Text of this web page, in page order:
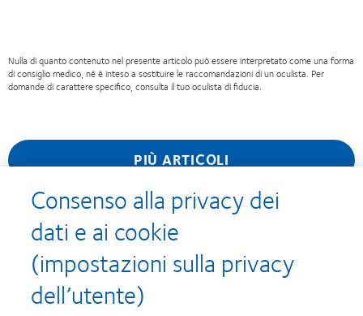
Nulla di quanto contenuto nel presente articolo può essere interpretato come una forma
di consiglio medico, né è inteso a sostituire le raccomandazioni di un oculista. Per
domande di carattere specifico, consulta il tuo oculista di fiducia.
PIÙ ARTICOLI
I nostri prodotti
Tecnologia delle lenti a contatto
Consenso alla privacy dei
dati e ai cookie
(impostazioni sulla privacy
dell’utente)